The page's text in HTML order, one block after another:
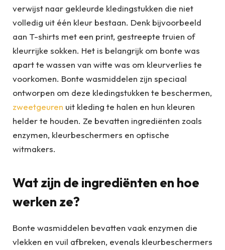
verwijst naar gekleurde kledingstukken die niet
volledig uit één kleur bestaan. Denk bijvoorbeeld
aan T-shirts met een print, gestreepte truien of
kleurrijke sokken. Het is belangrijk om bonte was
apart te wassen van witte was om kleurverlies te
voorkomen. Bonte wasmiddelen zijn speciaal
ontworpen om deze kledingstukken te beschermen,
zweetgeuren uit kleding te halen en hun kleuren
helder te houden. Ze bevatten ingrediënten zoals
enzymen, kleurbeschermers en optische
witmakers.
Wat zijn de ingrediënten en hoe
werken ze?
Bonte wasmiddelen bevatten vaak enzymen die
vlekken en vuil afbreken, evenals kleurbeschermers